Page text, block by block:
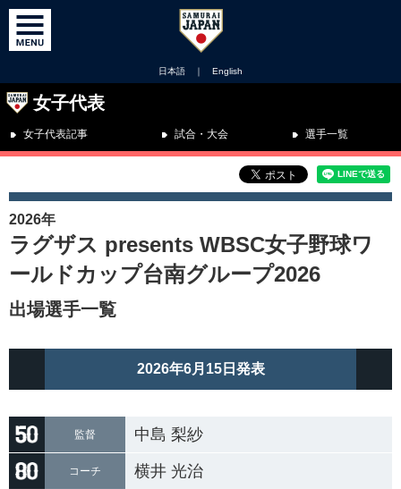
日本語 ｜ English
女子代表
女子代表記事 試合・大会 選手一覧
2026年
ラグザス presents WBSC女子野球ワ
ールドカップ台南グループ2026
出場選手一覧
2026年6月15日発表
監督 中島 梨紗
コーチ 横井 光治